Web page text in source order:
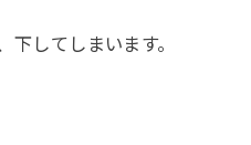
してしまいます。